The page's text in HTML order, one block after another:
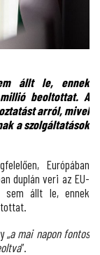
állt le, ennek
beoltottat. A
arról, mivel
a szolgáltatások
, Európában
duplán veri az EU-
állt le, ennek
„a mai napon fontos
”.